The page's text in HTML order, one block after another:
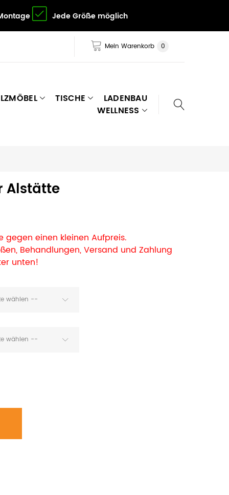
Jede Größe möglich
Mein Warenkorb 0
TISCHE
LADENBAU
WELLNESS
Alstätte
gegen einen kleinen Aufpreis.
Behandlungen, Versand und Zahlung
unten!
wählen --
wählen --